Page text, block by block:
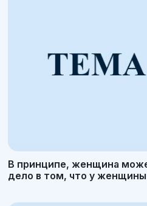
В принципе, женщина
дело в том, что у женщины